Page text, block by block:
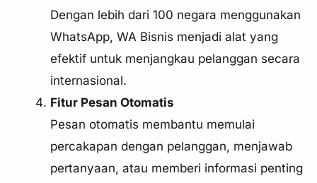
Dengan lebih dari 100 negara menggunakan
WhatsApp, WA Bisnis menjadi alat yang
efektif untuk menjangkau pelanggan secara
internasional.
Fitur Pesan Otomatis
Pesan otomatis membantu memulai
percakapan dengan pelanggan, menjawab
pertanyaan, atau memberi informasi penting